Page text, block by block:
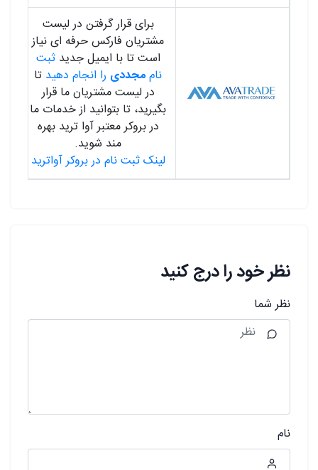
برای قرار گرفتن در لیست
مشتریان فارکس حرفه ای نیاز
است تا با ایمیل جدیدثبت
ناممجددی را انجام دهید تا
در لیست مشتریان ما قرار
بگیرید، تا بتوانید از خدمات ما
در بروکر معتبر آوا ترید بهره
مند شوید.
لینک ثبت نام در بروکر آواترید
نظر خود را درج کنید
نظر شما
نام